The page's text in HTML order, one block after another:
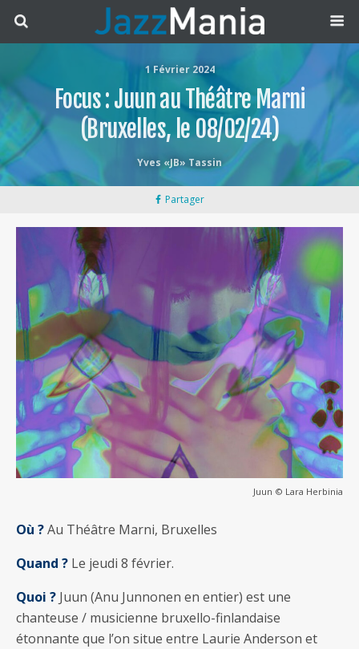
1 Février 2024
Focus : Juun au Théâtre Marni
(Bruxelles, le 08/02/24)
Yves «JB» Tassin
Partager
Juun © Lara Herbinia
Où ?Au Théâtre Marni, Bruxelles
Quand ? Le jeudi 8 février.
Quoi ? Juun (Anu Junnonen en entier) est une
chanteuse / musicienne bruxello-finlandaise
étonnante que l’on situe entre Laurie Anderson et